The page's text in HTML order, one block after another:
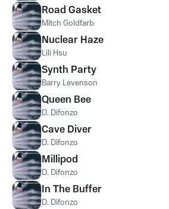
Road Gasket
Mitch Goldfarb
Nuclear Haze
Lili Hsu
Synth Party
Barry Levenson
Queen Bee
D. Difonzo
Cave Diver
D. Difonzo
Millipod
D. Difonzo
In The Buffer
D. Difonzo